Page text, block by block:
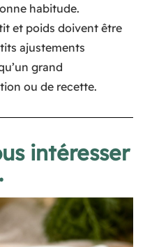
habitude.
et poids doivent être
ajustements
grand
ou de recette.
intéresser